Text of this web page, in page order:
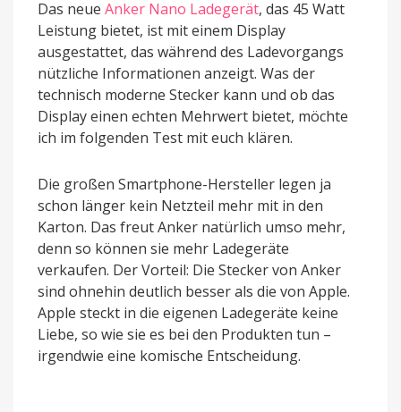
Das neue Anker Nano Ladegerät, das 45 Watt
Leistung bietet, ist mit einem Display
ausgestattet, das während des Ladevorgangs
nützliche Informationen anzeigt. Was der
technisch moderne Stecker kann und ob das
Display einen echten Mehrwert bietet, möchte
ich im folgenden Test mit euch klären.
Die großen Smartphone-Hersteller legen ja
schon länger kein Netzteil mehr mit in den
Karton. Das freut Anker natürlich umso mehr,
denn so können sie mehr Ladegeräte
verkaufen. Der Vorteil: Die Stecker von Anker
sind ohnehin deutlich besser als die von Apple.
Apple steckt in die eigenen Ladegeräte keine
Liebe, so wie sie es bei den Produkten tun –
irgendwie eine komische Entscheidung.